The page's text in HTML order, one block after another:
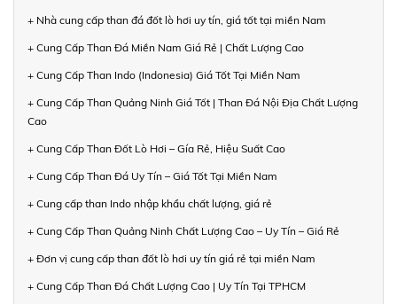
+ Nhà cung cấp than đá đốt lò hơi uy tín, giá tốt tại miền Nam
+ Cung Cấp Than Đá Miền Nam Giá Rẻ | Chất Lượng Cao
+ Cung Cấp Than Indo (Indonesia) Giá Tốt Tại Miền Nam
+ Cung Cấp Than Quảng Ninh Giá Tốt | Than Đá Nội Địa Chất Lượng
Cao
+ Cung Cấp Than Đốt Lò Hơi – Gía Rẻ, Hiệu Suất Cao
+ Cung Cấp Than Đá Uy Tín – Giá Tốt Tại Miền Nam
+ Cung cấp than Indo nhập khẩu chất lượng, giá rẻ
+ Cung Cấp Than Quảng Ninh Chất Lượng Cao – Uy Tín – Giá Rẻ
+ Đơn vị cung cấp than đốt lò hơi uy tín giá rẻ tại miền Nam
+ Cung Cấp Than Đá Chất Lượng Cao | Uy Tín Tại TPHCM